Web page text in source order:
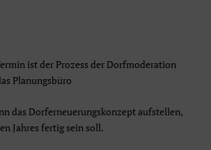
ist der Prozess der Dorfmoderation
Planungsbüro
das Dorferneuerungskonzept aufstellen,
Jahres fertig sein soll.